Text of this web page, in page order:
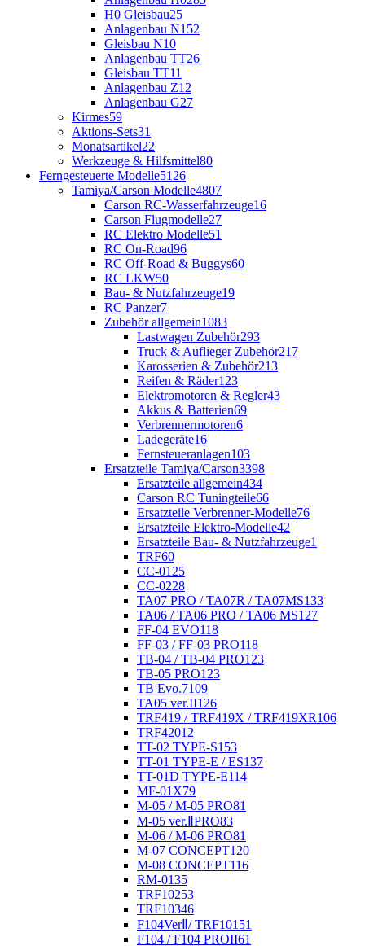
H0 Gleisbau25
Anlagenbau N152
Gleisbau N10
Anlagenbau TT26
Gleisbau TT11
Anlagenbau Z12
Anlagenbau G27
Kirmes59
Aktions-Sets31
Monatsartikel22
Werkzeuge & Hilfsmittel80
Ferngesteuerte Modelle5126
Tamiya/Carson Modelle4807
Carson RC-Wasserfahrzeuge16
Carson Flugmodelle27
RC Elektro Modelle51
RC On-Road96
RC Off-Road & Buggys60
RC LKW50
Bau- & Nutzfahrzeuge19
RC Panzer7
Zubehör allgemein1083
Lastwagen Zubehör293
Truck & Auflieger Zubehör217
Karosserien & Zubehör213
Reifen & Räder123
Elektromotoren & Regler43
Akkus & Batterien69
Verbrennermotoren6
Ladegeräte16
Fernsteueranlagen103
Ersatzteile Tamiya/Carson3398
Ersatzteile allgemein434
Carson RC Tuningteile66
Ersatzteile Verbrenner-Modelle76
Ersatzteile Elektro-Modelle42
Ersatzteile Bau- & Nutzfahrzeuge1
TRF60
CC-01 25
CC-0228
TA07 PRO / TA07R / TA07MS133
TA06 / TA06 PRO / TA06 MS127
FF-04 EVO118
FF-03 / FF-03 PRO118
TB-04 / TB-04 PRO123
TB-05 PRO123
TB Evo.7109
TA05 ver.II126
TRF419 / TRF419X / TRF419XR106
TRF42012
TT-02 TYPE-S153
TT-01 TYPE-E / ES137
TT-01D TYPE-E114
MF-01X79
M-05 / M-05 PRO81
M-05 ver.ⅡPRO83
M-06 / M-06 PRO81
M-07 CONCEPT120
M-08 CONCEPT116
RM-0135
TRF10253
TRF10346
F104VerⅡ/ TRF101 51
F104 / F104 PROII61